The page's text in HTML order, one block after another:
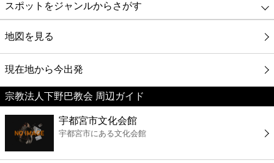
スポットをジャンルからさがす
グルメ
映画
美容
コンビニ
地図を見る
現在地から今出発
宗教法人下野巴教会 周辺ガイド
宇都宮市文化会館
宇都宮市にある文化会館